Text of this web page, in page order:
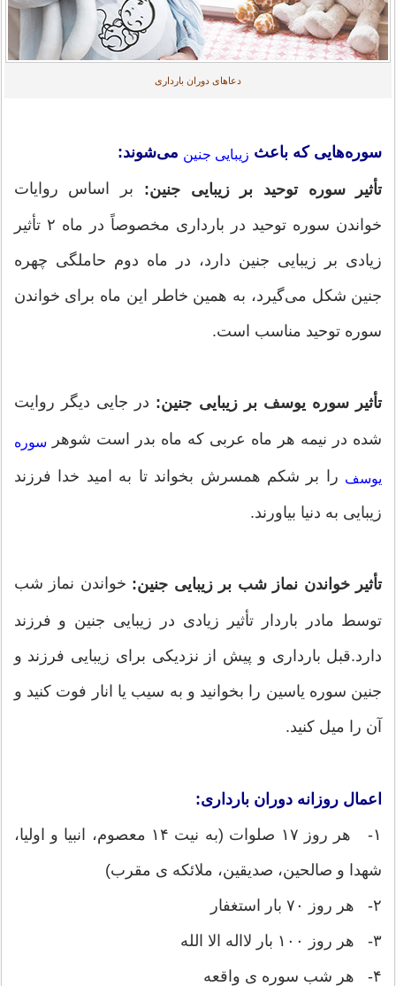
دعاهای دوران بارداری
سوره‌هایی که باعث زیبایی جنین می‌شوند:
تأثیر سوره توحید بر زیبایی جنین: بر اساس روایات
خواندن سوره توحید در بارداری مخصوصاً در ماه ۲ تأثیر
زیادی بر زیبایی جنین دارد، در ماه دوم حاملگی چهره
جنین شکل می‌گیرد، به همین خاطر این ماه برای خواندن
سوره توحید مناسب است.
تأثیر سوره یوسف بر زیبایی جنین: در جایی دیگر روایت
شده در نیمه هر ماه عربی که ماه بدر است شوهر سوره
یوسف را بر شکم همسرش بخواند تا به امید خدا فرزند
زیبایی به دنیا بیاورند.
تأثیر خواندن نماز شب بر زیبایی جنین: خواندن نماز شب
توسط مادر باردار تأثیر زیادی در زیبایی جنین و فرزند
دارد.قبل بارداری و پیش از نزدیکی برای زیبایی فرزند و
جنین سوره یاسین را بخوانید و به سیب یا انار فوت کنید و
آن را میل کنید.
اعمال روزانه دوران بارداری:
۱- هر روز ۱۷ صلوات (به نیت ۱۴ معصوم، انبیا و اولیا،
شهدا و صالحین، صدیقین، ملائکه ی مقرب)
۲- هر روز ۷۰ بار استغفار
۳- هر روز ۱۰۰ بار لااله الا الله
۴- هر شب سوره ی واقعه